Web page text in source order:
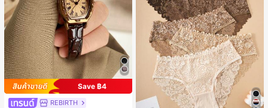
Save ฿4
REBIRTH
#1 ขายดี